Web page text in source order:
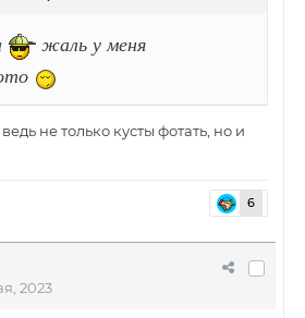
жаль у меня
не только кусты фотать, но и
6
2023